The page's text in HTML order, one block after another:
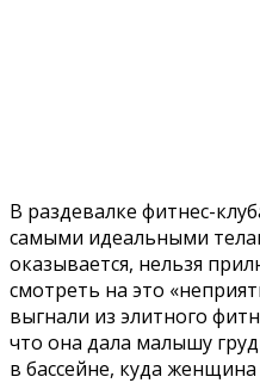
В раздевалке фитнес-
самыми идеальными
оказывается, нельзя
смотреть на это
выгнали из элитного
что она дала малышу
в бассейне, куда